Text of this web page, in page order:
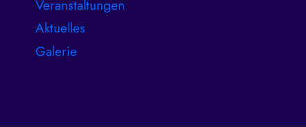
Veranstaltungen
Aktuelles
Galerie